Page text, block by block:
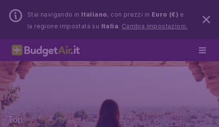
Stai navigando in Italiano, con prezzi in Euro (€) e
la regione impostata su Italia. Cambia impostazioni.
Top